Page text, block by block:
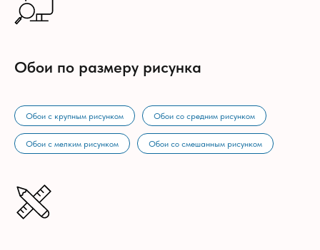
Обои по размеру рисунка
Обои с крупным рисунком Обои со средним рисунком
Обои с мелким рисунком Обои со смешанным рисунком